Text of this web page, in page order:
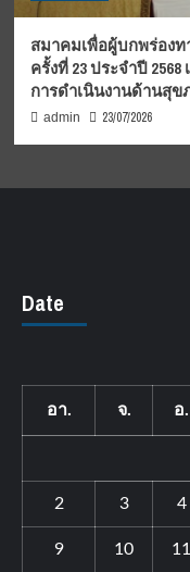
สมาคมเพื่อผู้บกพร่อง
ครั้งที่ 23 ประจำปี
การดำเนินงานด้านสุข
admin 23/07/2026
Date
อา. จ. อ.
2 3 4
9 10 11